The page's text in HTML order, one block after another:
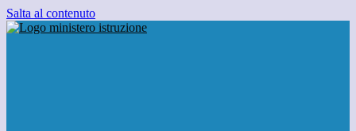
Salta al contenuto